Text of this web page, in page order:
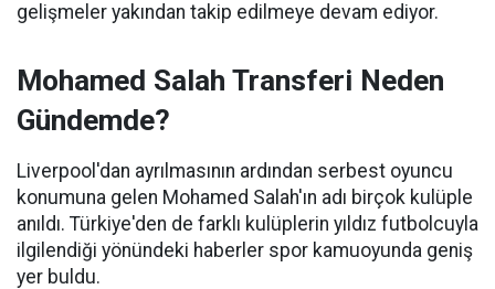
gelişmeler yakından takip edilmeye devam ediyor.
Mohamed Salah Transferi Neden
Gündemde?
Liverpool'dan ayrılmasının ardından serbest oyuncu
konumuna gelen Mohamed Salah'ın adı birçok kulüple
anıldı. Türkiye'den de farklı kulüplerin yıldız futbolcuyla
ilgilendiği yönündeki haberler spor kamuoyunda geniş
yer buldu.